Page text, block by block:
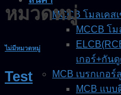
MCCB โมลเคส
MCCB โม
เกอร์+กัน
MCB เบรกเกอร์
MCB แบบ
หมวดหมู่
ไม่มีหมวดหมู่
Test